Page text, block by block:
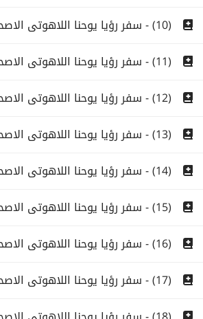
(10) - سفر رؤيا يوحنا اللاهوتى الاصحاح العاشر
(11) - سفر رؤيا يوحنا اللاهوتى الاصحاح الحادى عشر
(12) - سفر رؤيا يوحنا اللاهوتى الاصحاح الثانى عشر
(13) - سفر رؤيا يوحنا اللاهوتى الاصحاح الثالث عشر
(14) - سفر رؤيا يوحنا اللاهوتى الاصحاح الرابع عشر
(15) - سفر رؤيا يوحنا اللاهوتى الاصحاح الخامس عشر
(16) - سفر رؤيا يوحنا اللاهوتى الاصحاح السادس عشر
(17) - سفر رؤيا يوحنا اللاهوتى الاصحاح السابع عشر